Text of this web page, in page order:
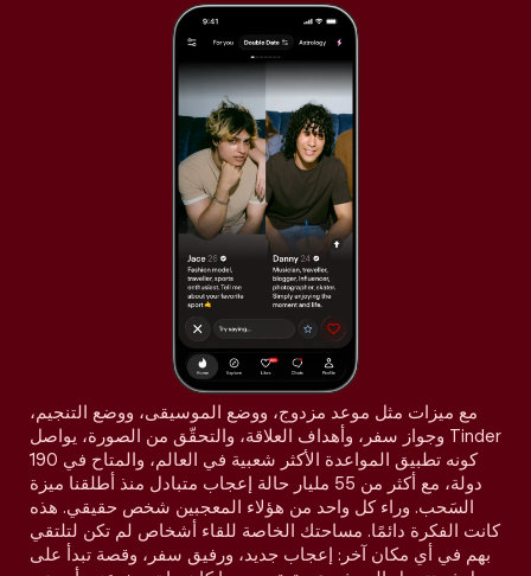
مع ميزات مثل موعد مزدوج، ووضع الموسيقى، ووضع التنجيم،
وجواز سفر، وأهداف العلاقة، والتحقّق من الصورة، يواصل Tinder
كونه تطبيق المواعدة الأكثر شعبية في العالم، والمتاح في 190
دولة، مع أكثر من 55 مليار حالة إعجاب متبادل منذ أطلقنا ميزة
السَحب. وراء كل واحد من هؤلاء المعجبين شخص حقيقي. هذه
كانت الفكرة دائمًا. مساحتك الخاصة للقاء أشخاص لم تكن لتلتقي
بهم في أي مكان آخر: إعجاب جديد، ورفيق سفر، وقصة تبدأ على